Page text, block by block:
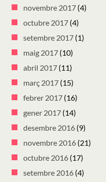
novembre 2017 (4)
octubre 2017 (4)
setembre 2017 (1)
maig 2017 (10)
abril 2017 (11)
març 2017 (15)
febrer 2017 (16)
gener 2017 (14)
desembre 2016 (9)
novembre 2016 (21)
octubre 2016 (17)
setembre 2016 (4)